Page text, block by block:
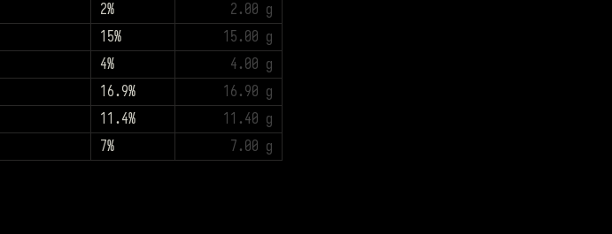
2%
2.00 g
15%
15.00 g
4%
4.00 g
16.9%
16.90 g
11.4%
11.40 g
7% 7.00 g